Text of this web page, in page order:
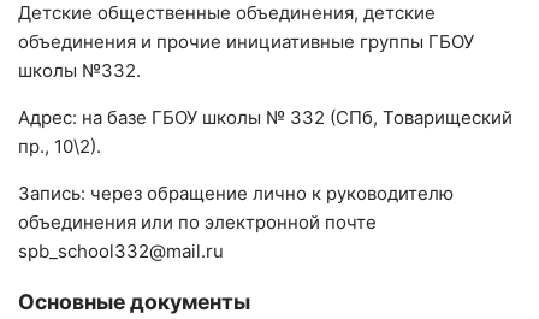
Детские общественные объединения, детские
объединения и прочие инициативные группы ГБОУ
школы №332.
Адрес: на базе ГБОУ школы № 332 (СПб, Товарищеский
пр., 10\2).
Запись: через обращение лично к руководителю
объединения или по электронной почте
spb_school332@mail.ru
Основные документы